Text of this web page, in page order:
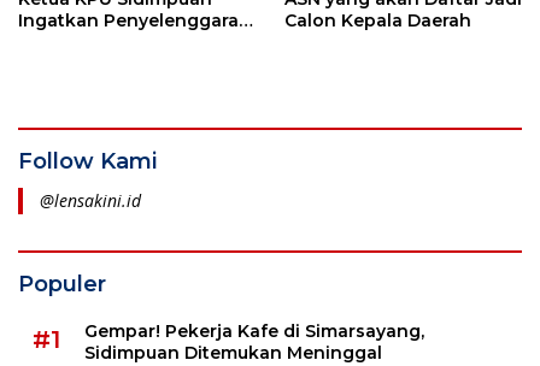
Ingatkan Penyelenggara
Calon Kepala Daerah
Follow Kami
@lensakini.id
Populer
#1
Gempar! Pekerja Kafe di Simarsayang,
Sidimpuan Ditemukan Meninggal